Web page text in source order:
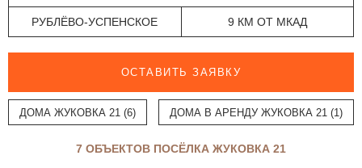
РУБЛЁВО-УСПЕНСКОЕ 9 КМ ОТ МКАД
ОСТАВИТЬ ЗАЯВКУ
ДОМА ЖУКОВКА 21 (6) ДОМА В АРЕНДУ ЖУКОВКА 21 (1)
7 ОБЪЕКТОВ ПОСЁЛКА ЖУКОВКА 21